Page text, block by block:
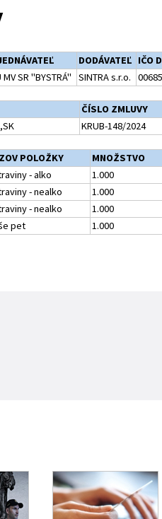
DODÁVATEĽ IČO
MV SR "BYSTRÁ" SINTRA s.r.o.
ČÍSLO ZMLUVY
KRUB-148/2024
POLOŽKY MNOŽSTVO
- alko 1.000
- nealko 1.000
- nealko 1.000
pet 1.000